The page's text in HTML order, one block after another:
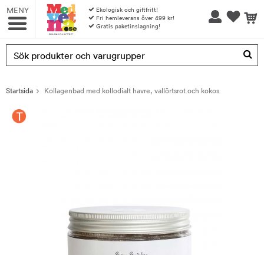
MENY
Ekologisk och giftfritt!
Fri hemleverans över 499 kr!
Gratis paketinslagning!
Produkten har blivit tillagd i varukorgen
Startsida Kollagenbad med kollodialt havre, vallörtsrot och kokos